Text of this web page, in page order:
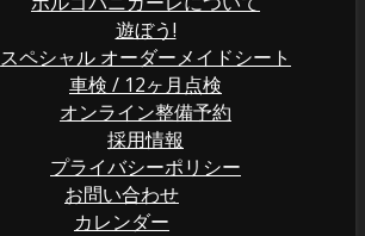
遊ぼう!
スペシャル オーダーメイドシート
車検 / 12ヶ月点検
オンライン整備予約
採用情報
プライバシーポリシー
お問い合わせ
カレンダー